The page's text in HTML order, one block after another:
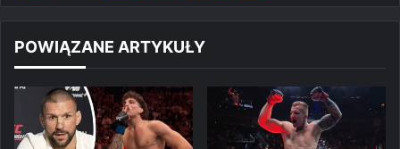
POWIĄZANE ARTYKUŁY